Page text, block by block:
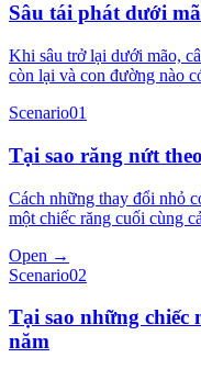
Sâu tái phát dưới
Khi sâu trở lại dưới mão,
còn lại và con đường nào
Scenario01
Tại sao răng nứt
Cách những thay đổi nhỏ
một chiếc răng cuối cùng
Open →
Scenario02
Tại sao những chiếc
năm